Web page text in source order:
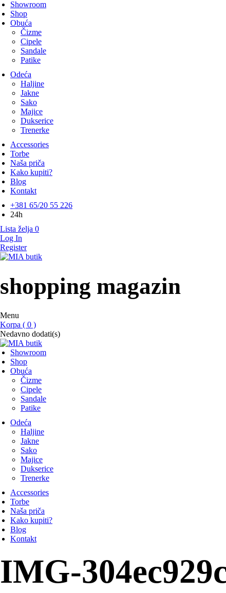
Showroom
Shop
Obuća
Čizme
Cipele
Sandale
Patike
Odeća
Haljine
Jakne
Sako
Majice
Dukserice
Trenerke
Accessories
Torbe
Naša priča
Kako kupiti?
Blog
Kontakt
+381 65/20 55 226
24h
Lista želja 0
Log In
Register
MIA butik
shopping magazin
Menu
Korpa ( 0 )
Nedavno dodati(s)
Showroom
Shop
Obuća
Čizme
Cipele
Sandale
Patike
Odeća
Haljine
Jakne
Sako
Majice
Dukserice
Trenerke
Accessories
Torbe
Naša priča
Kako kupiti?
Blog
Kontakt
IMG-